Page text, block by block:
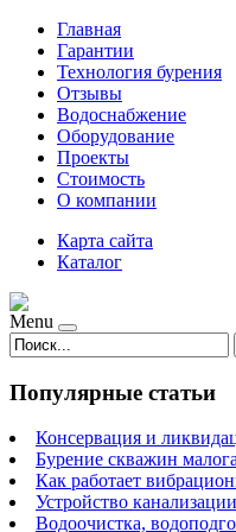
Главная
Гарантии
Технология бурения
Отзывы
Водоснабжение
Оборудование
Проекты
Стоимость
О компании
Карта сайта
Каталог
Menu
Популярные статьи
Консервация и
Бурение скважин
Как работает
Устройство канализации
Водоочистка,